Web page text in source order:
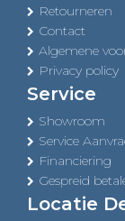
Retourneren
Contact
Algemene
Privacy policy
Service
Showroom
Service
Financiering
Gespreid
Locatie